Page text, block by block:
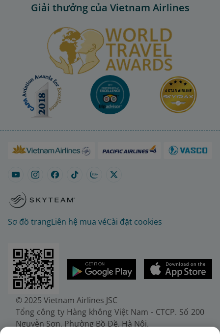
Giải thưởng của Vietnam Airlines
Sơ đồ trangLiên hệ mua véCài đặt cookies
© 2025 Vietnam Airlines JSC
Tổng công ty Hàng không Việt Nam - CTCP. Số 200
Nguyễn Sơn, Phường Bồ Đề, Hà Nội.